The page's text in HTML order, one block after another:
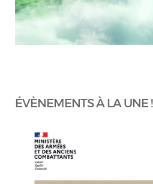
ÉVÈNEMENTS À LA UNE !